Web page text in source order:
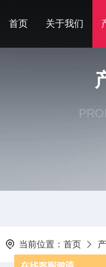
首页 关于我们
当前位置： 首页